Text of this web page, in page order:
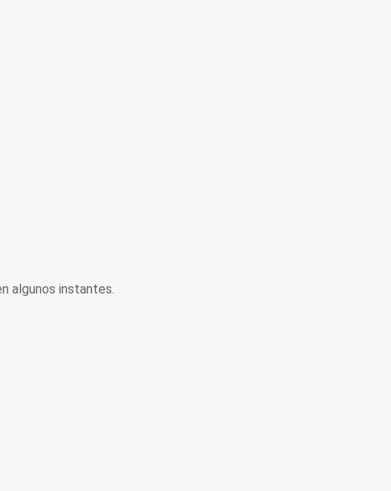
algunos instantes.